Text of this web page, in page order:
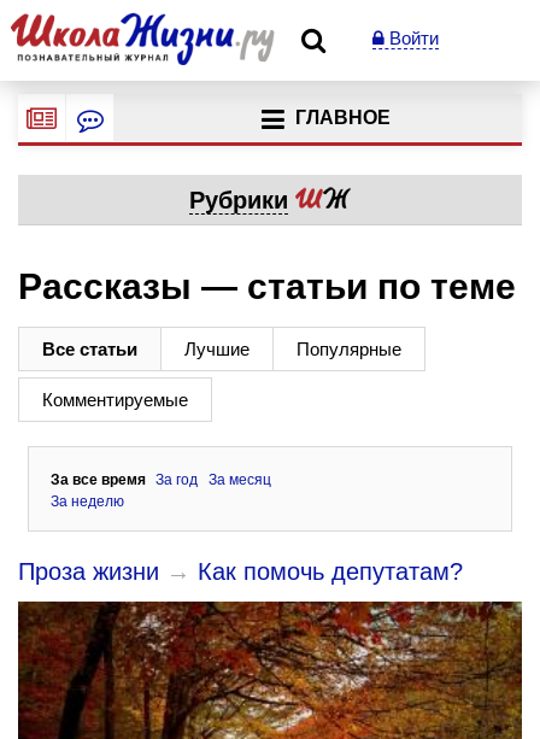
Войти
ГЛАВНОЕ
Рубрики
Рассказы — статьи по теме
Все статьи Лучшие Популярные
Комментируемые
За все время За год
За месяц
За неделю
Проза жизни → Как помочь депутатам?